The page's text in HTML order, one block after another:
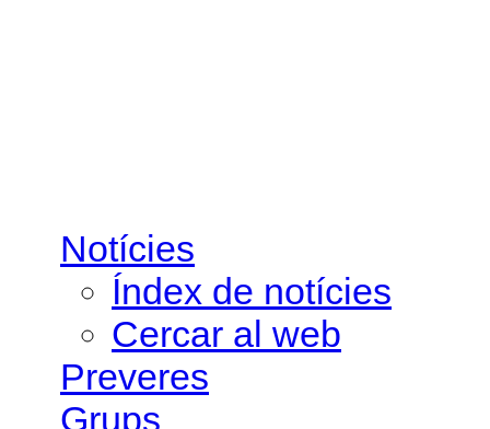
Notícies
Índex de notícies
Cercar al web
Preveres
Grups